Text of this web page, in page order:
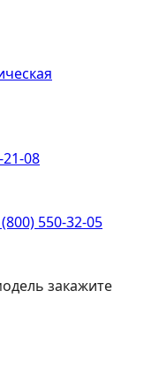
21-08
550-32-05
закажите